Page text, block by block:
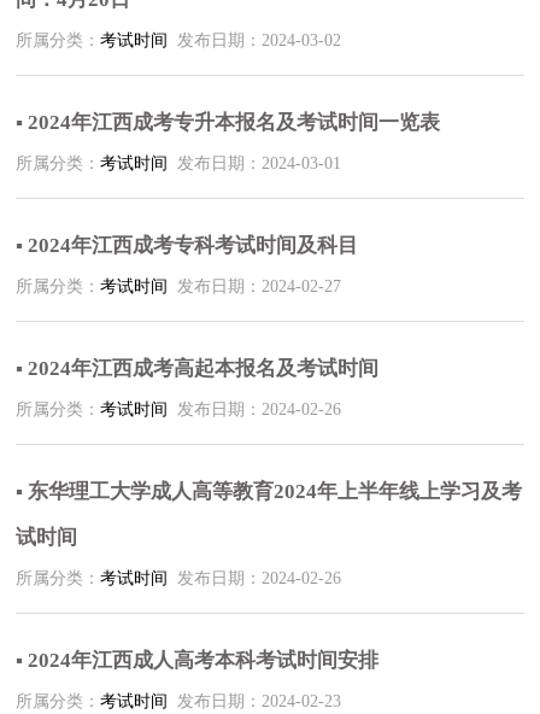
所属分类：考试时间 发布日期：2024-03-02
▪ 2024年江西成考专升本报名及考试时间一览表
所属分类：考试时间 发布日期：2024-03-01
▪ 2024年江西成考专科考试时间及科目
所属分类：考试时间 发布日期：2024-02-27
▪ 2024年江西成考高起本报名及考试时间
所属分类：考试时间 发布日期：2024-02-26
▪ 东华理工大学成人高等教育2024年上半年线上学习及考
试时间
所属分类：考试时间 发布日期：2024-02-26
▪ 2024年江西成人高考本科考试时间安排
所属分类：考试时间 发布日期：2024-02-23